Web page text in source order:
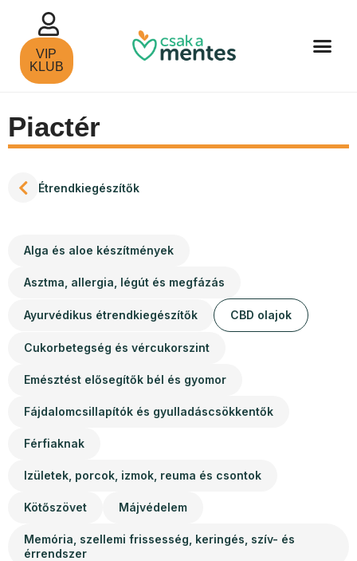
VIP
KLUB
Piactér
Étrendkiegészítők
Alga és aloe készítmények
Asztma, allergia, légút és megfázás
Ayurvédikus étrendkiegészítők CBD olajok
Cukorbetegség és vércukorszint
Emésztést elősegítők bél és gyomor
Fájdalomcsillapítók és gyulladáscsökkentők
Férfiaknak
Izületek, porcok, izmok, reuma és csontok
Kötőszövet Májvédelem
Memória, szellemi frissesség, keringés, szív- és
érrendszer